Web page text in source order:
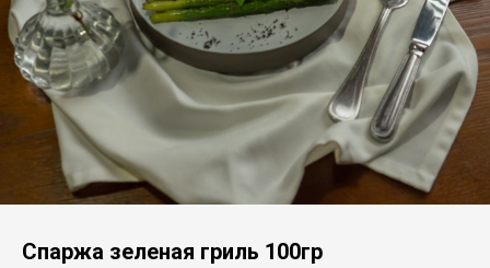
Спаржа зеленая гриль 100гр